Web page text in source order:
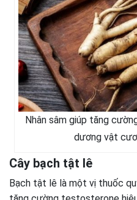
Nhân sâm giúp tăng
dương vật
Cây bạch tật lê
Bạch tật lê là một vị thuốc